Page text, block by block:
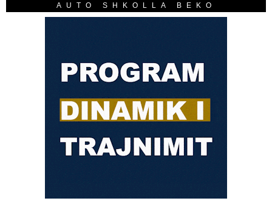
AUTO SHKOLLA BEKO